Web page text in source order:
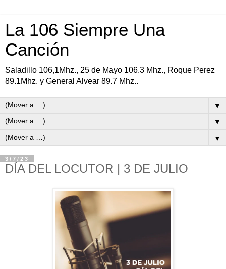
La 106 Siempre Una
Canción
Saladillo 106,1Mhz., 25 de Mayo 106.3 Mhz., Roque Perez
89.1Mhz. y General Alvear 89.7 Mhz..
▼
▼
▼
3/7/23
DÍA DEL LOCUTOR | 3 DE JULIO